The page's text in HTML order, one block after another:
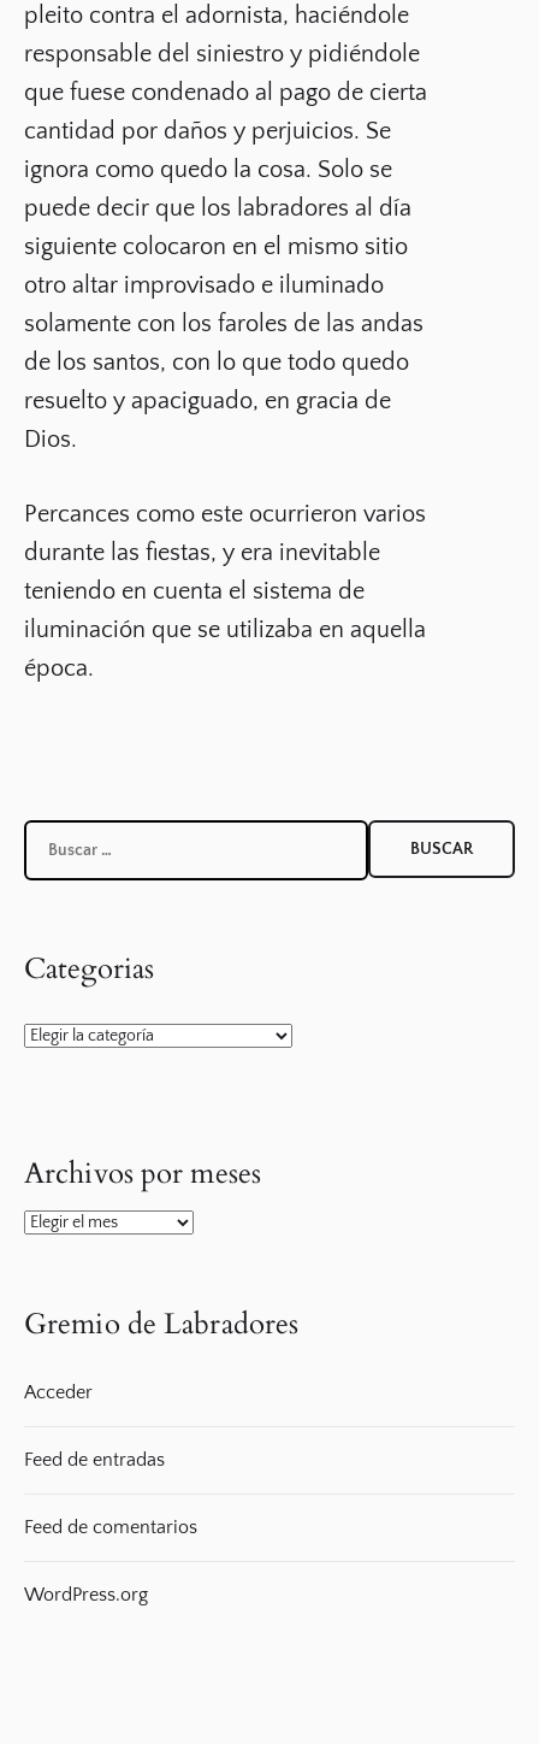
pleito contra el adornista, haciéndole
responsable del siniestro y pidiéndole
que fuese condenado al pago de cierta
cantidad por daños y perjuicios. Se
ignora como quedo la cosa. Solo se
puede decir que los labradores al día
siguiente colocaron en el mismo sitio
otro altar improvisado e iluminado
solamente con los faroles de las andas
de los santos, con lo que todo quedo
resuelto y apaciguado, en gracia de
Dios.
Percances como este ocurrieron varios
durante las fiestas, y era inevitable
teniendo en cuenta el sistema de
iluminación que se utilizaba en aquella
época.
Buscar:
Categorias
Categorias
Archivos por meses
Archivos
Gremio de Labradores
Acceder
Feed de entradas
Feed de comentarios
WordPress.org